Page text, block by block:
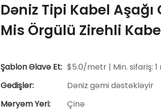
Dəniz Tipi Kabel
Mis Örgülü Zirehli
Şablon Əlavə Et: $5.0/metr | Min. sifariş:
Gedişlər:
Dəniz gəmi dəstəkləyir
Məryəm Yeri:
Çinə